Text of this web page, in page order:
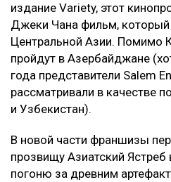
издание Variety, этот
Джеки Чана фильм, который
Центральной Азии. Помимо
пройдут в Азербайджане
года представители Salem
рассматривали в качестве
и Узбекистан).
В новой части франшизы
прозвищу Азиатский
погоню за древним